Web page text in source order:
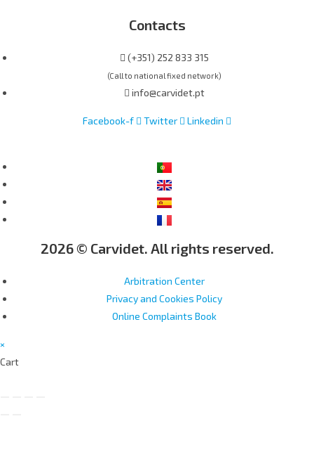
Contacts
(+351) 252 833 315
(Call to national fixed network)
info@carvidet.pt
Facebook-f Twitter Linkedin
2026 © Carvidet. All rights reserved.
Arbitration Center
Privacy and Cookies Policy
Online Complaints Book
×
Cart